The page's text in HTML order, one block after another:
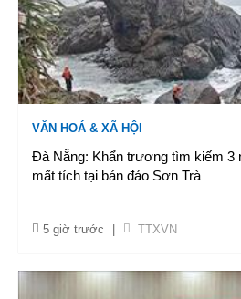
VĂN HOÁ & XÃ HỘI
Đà Nẵng: Khẩn trương tìm kiếm 3
mất tích tại bán đảo Sơn Trà
5 giờ trước TTXVN